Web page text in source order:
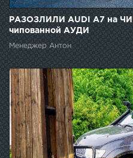
РАЗОЗЛИЛИ AUDI A7 на
чипованной АУДИ
Менеджер Антон